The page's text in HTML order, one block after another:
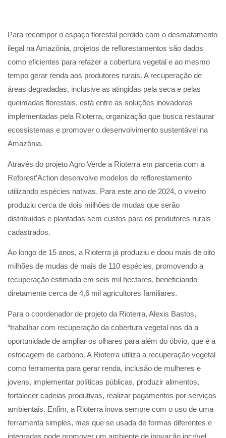
Para recompor o espaço florestal perdido com o desmatamento
ilegal na Amazônia, projetos de reflorestamentos são dados
como eficientes para refazer a cobertura vegetal e ao mesmo
tempo gerar renda aos produtores rurais. A recuperação de
áreas degradadas, inclusive as atingidas pela seca e pelas
queimadas florestais, está entre as soluções inovadoras
implementadas pela Rioterra, organização que busca restaurar
ecossistemas e promover o desenvolvimento sustentável na
Amazônia.
Através do projeto Agro Verde a Rioterra em parceria com a
Reforest’Action desenvolve modelos de reflorestamento
utilizando espécies nativas. Para este ano de 2024, o viveiro
produziu cerca de dois milhões de mudas que serão
distribuídas e plantadas sem custos para os produtores rurais
cadastrados.
Ao longo de 15 anos, a Rioterra já produziu e doou mais de oito
milhões de mudas de mais de 110 espécies, promovendo a
recuperação estimada em seis mil hectares, beneficiando
diretamente cerca de 4,6 mil agricultores familiares.
Para o coordenador de projeto da Rioterra, Alexis Bastos,
“trabalhar com recuperação da cobertura vegetal nos dá a
oportunidade de ampliar os olhares para além do óbvio, que é a
estocagem de carbono. A Rioterra utiliza a recuperação vegetal
como ferramenta para gerar renda, inclusão de mulheres e
jovens, implementar políticas públicas, produzir alimentos,
fortalecer cadeias produtivas, realizar pagamentos por serviços
ambientais. Enfim, a Rioterra inova sempre com o uso de uma
ferramenta simples, mas que se usada de formas diferentes e
integradas pode promover um ambiente de inovação incrível